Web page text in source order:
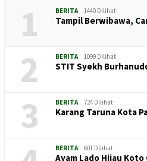
1 BERITA 1440 Dilihat
Tampil Berwibawa,
2 BERITA 1099 Dilihat
STIT Syekh
3 BERITA 724 Dilihat
Karang Taruna Kota
BERITA 601 Dilihat
Ayam Lado Hijau